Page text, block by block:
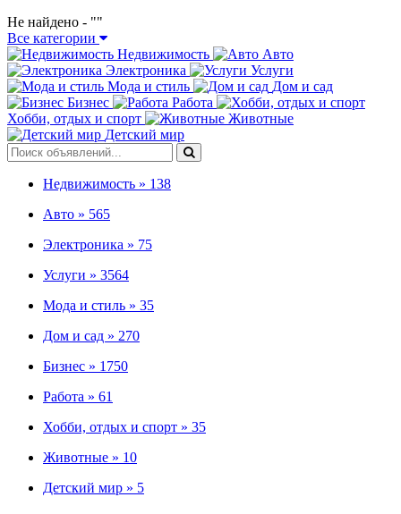
Не найдено - ""
Все категории
Недвижимость
Авто
Электроника
Услуги
Мода и стиль
Дом и сад
Бизнес
Работа
Хобби, отдых и спорт
Животные
Детский мир
Недвижимость » 138
Авто » 565
Электроника » 75
Услуги » 3564
Мода и стиль » 35
Дом и сад » 270
Бизнес » 1750
Работа » 61
Хобби, отдых и спорт » 35
Животные » 10
Детский мир » 5